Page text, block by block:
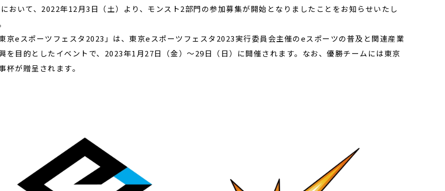
おいて、2022年12月3日（土）より、モンスト2部門の参加募集が開始となりましたことをお知らせいたし
京eスポーツフェスタ2023」は、東京eスポーツフェスタ2023実行委員会主催のeスポーツの普及と関連産業
を目的としたイベントで、2023年1月27日（金）～29日（日）に開催されます。なお、優勝チームには東京
杯が贈呈されます。